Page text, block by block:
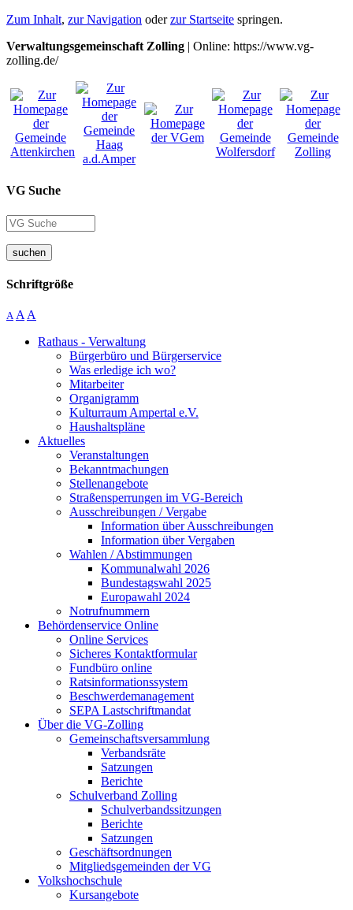
Zum Inhalt, zur Navigation oderzur Startseite springen.
Verwaltungsgemeinschaft Zolling | Online: https://www.vg-
zolling.de/
VG Suche
suchen
Schriftgröße
A A A
Rathaus - Verwaltung
Bürgerbüro und Bürgerservice
Was erledige ich wo?
Mitarbeiter
Organigramm
Kulturraum Ampertal e.V.
Haushaltspläne
Aktuelles
Veranstaltungen
Bekanntmachungen
Stellenangebote
Straßensperrungen im VG-Bereich
Ausschreibungen / Vergabe
Information über Ausschreibungen
Information über Vergaben
Wahlen / Abstimmungen
Kommunalwahl 2026
Bundestagswahl 2025
Europawahl 2024
Notrufnummern
Behördenservice Online
Online Services
Sicheres Kontaktformular
Fundbüro online
Ratsinformationssystem
Beschwerdemanagement
SEPA Lastschriftmandat
Über die VG-Zolling
Gemeinschaftsversammlung
Verbandsräte
Satzungen
Berichte
Schulverband Zolling
Schulverbandssitzungen
Berichte
Satzungen
Geschäftsordnungen
Mitgliedsgemeinden der VG
Volkshochschule
Kursangebote